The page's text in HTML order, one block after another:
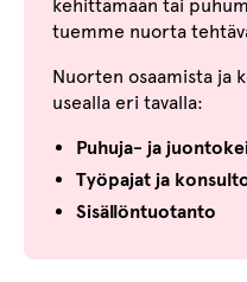
kehittämään tai
tuemme nuorta
Nuorten osaamista ja
usealla eri tavalla:
Puhuja- ja
Työpajat ja
Sisällöntuotanto